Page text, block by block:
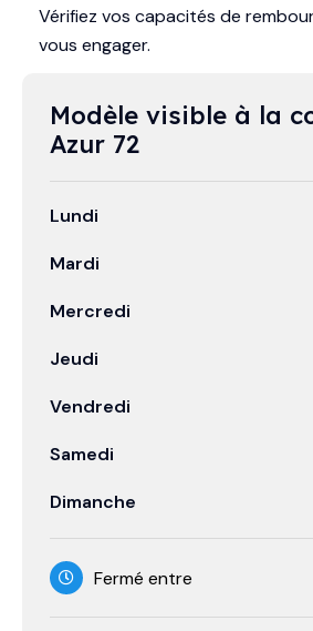
Vérifiez vos capacités de
vous engager.
Modèle visible à la
Azur 72
Lundi
Mardi
Mercredi
Jeudi
Vendredi
Samedi
Dimanche
Fermé entre